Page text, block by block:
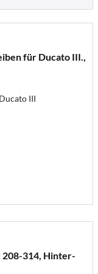
für Ducato III.,
III
314, Hinter-